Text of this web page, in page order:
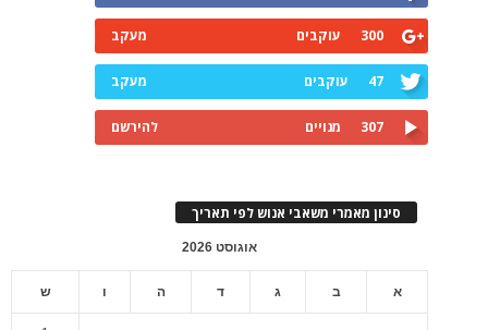
300 עוקבים מעקב
47 עוקבים מעקב
307 מנויים להירשם
סינון מאמרי משאבי אנוש לפי תאריך
אוגוסט 2026
א ב ג ד ה ו ש